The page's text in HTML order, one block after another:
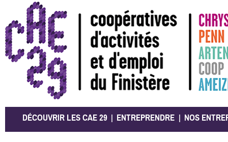
CAE 29
DÉCOUVRIR LES CAE 29 ENTREPRENDRE NOS